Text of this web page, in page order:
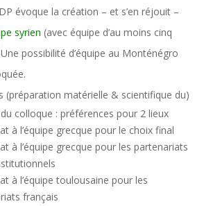
évoque la création – et s’en réjouit –
syrien (avec équipe d’au moins cinq
possibilité d’équipe au Monténégro
(préparation matérielle & scientifique du)
colloque : préférences pour 2 lieux
à l’équipe grecque pour le choix final
à l’équipe grecque pour les partenariats
à l’équipe toulousaine pour les
français